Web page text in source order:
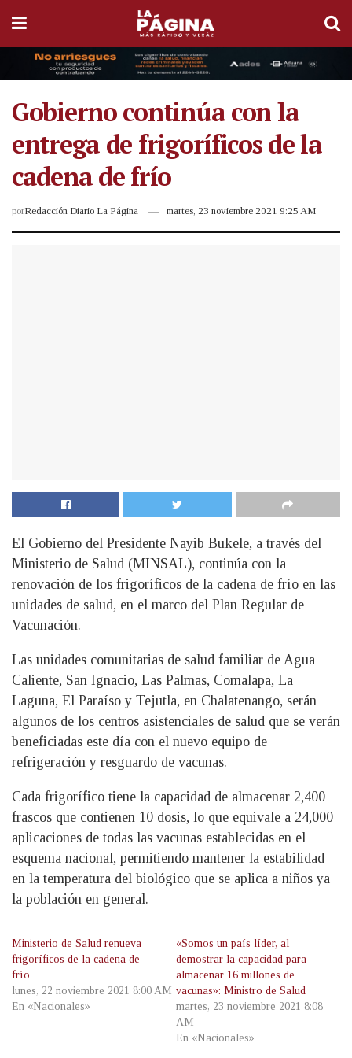
Gobierno continúa con la
entrega de frigoríficos de la
cadena de frío
porRedacción Diario La Página martes, 23 noviembre 2021 9:25 AM
El Gobierno del Presidente Nayib Bukele, a través del
Ministerio de Salud (MINSAL), continúa con la
renovación de los frigoríficos de la cadena de frío en las
unidades de salud, en el marco del Plan Regular de
Vacunación.
Las unidades comunitarias de salud familiar de Agua
Caliente, San Ignacio, Las Palmas, Comalapa, La
Laguna, El Paraíso y Tejutla, en Chalatenango, serán
algunos de los centros asistenciales de salud que se verán
beneficiadas este día con el nuevo equipo de
refrigeración y resguardo de vacunas.
Cada frigorífico tiene la capacidad de almacenar 2,400
frascos que contienen 10 dosis, lo que equivale a 24,000
aplicaciones de todas las vacunas establecidas en el
esquema nacional, permitiendo mantener la estabilidad
en la temperatura del biológico que se aplica a niños ya
la población en general.
Ministerio de Salud renueva
frigoríficos de la cadena de
frío
lunes, 22 noviembre 2021 8:00 AM
En «Nacionales»
«Somos un país líder, al
demostrar la capacidad para
almacenar 16 millones de
vacunas»: Ministro de Salud
martes, 23 noviembre 2021 8:08
AM
En «Nacionales»